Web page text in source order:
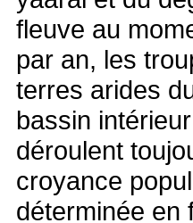
fleuve au
par an, les
terres arides
bassin
déroulent
croyance
déterminée en